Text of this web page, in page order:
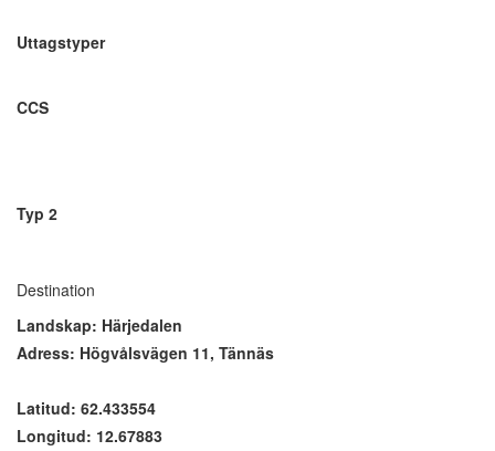
Uttagstyper
CCS
Typ 2
Destination
Landskap: Härjedalen
Adress: Högvålsvägen 11, Tännäs
Latitud: 62.433554
Longitud: 12.67883